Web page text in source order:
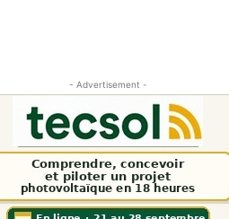
- Advertisement -